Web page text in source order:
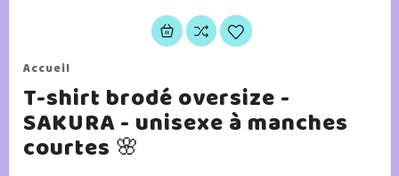
Accueil
T-shirt brodé oversize -
SAKURA - unisexe à manches
courtes 🌸